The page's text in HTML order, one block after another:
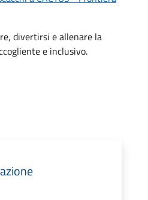
divertirsi e allenare la
e inclusivo.